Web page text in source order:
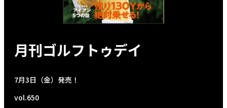
月刊ゴルフトゥデイ
7月3日（金）発売！
vol.650